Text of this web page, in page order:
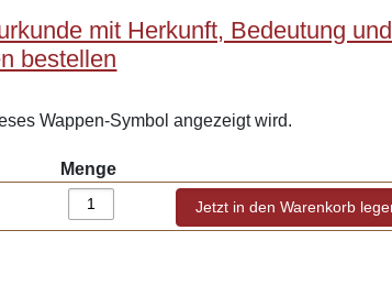
mit Herkunft, Bedeutung und
bestellen
Wappen-Symbol angezeigt wird.
Menge